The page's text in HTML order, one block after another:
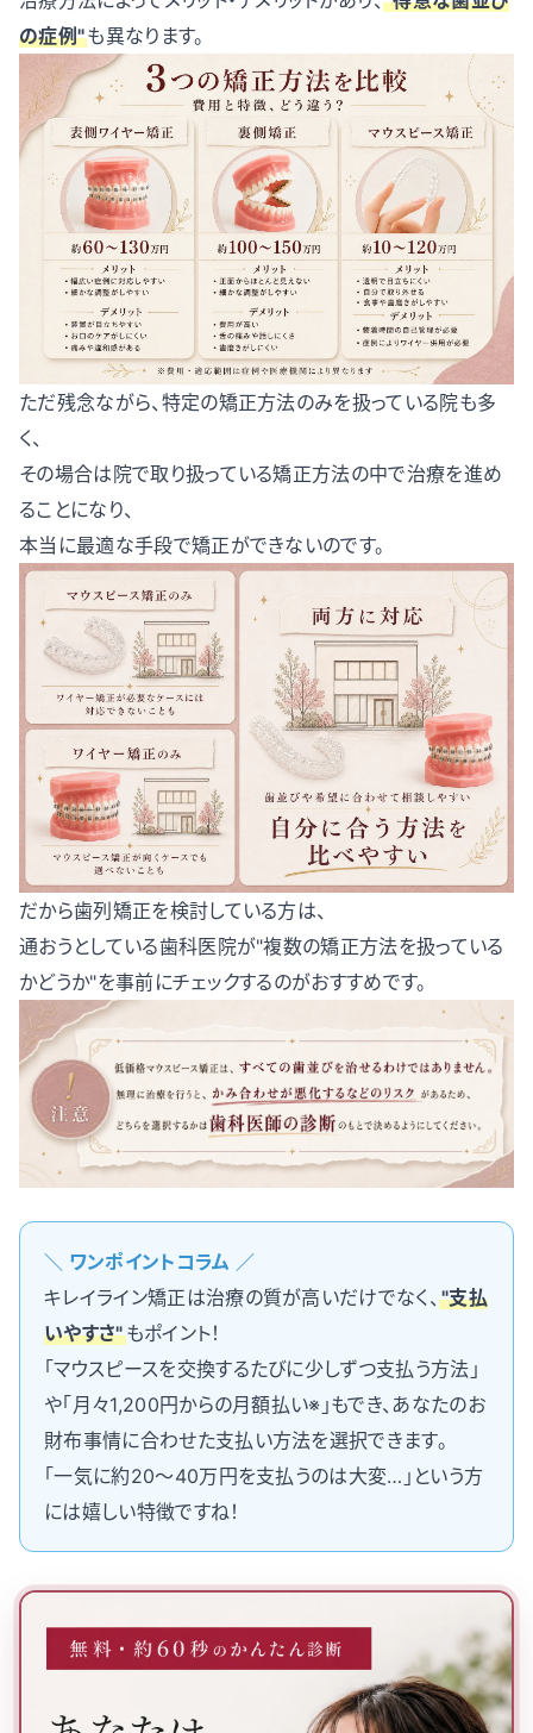
の症例"も異なります。
ただ残念ながら、特定の矯正方法のみを扱っている院も多
く、
その場合は院で取り扱っている矯正方法の中で治療を進め
ることになり、
本当に最適な手段で矯正ができないのです。
だから歯列矯正を検討している方は、
通おうとしている歯科医院が"複数の矯正方法を扱っている
かどうか"を事前にチェックするのがおすすめです。
＼ ワンポイントコラム ／
キレイライン矯正は治療の質が高いだけでなく、"支払
いやすさ"もポイント！
「マウスピースを交換するたびに少しずつ支払う方法」
や「月々1,200円からの月額払い※」もでき、あなたのお
財布事情に合わせた支払い方法を選択できます。
「一気に約20〜40万円を支払うのは大変…」という方
には嬉しい特徴ですね！